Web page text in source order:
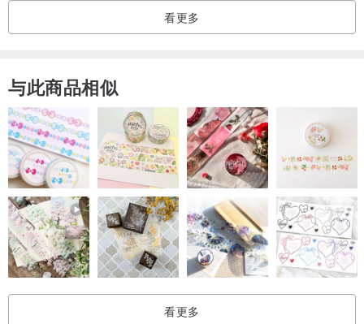
----------------------------------------------------------------------------------
看更多
与此商品相似
看更多